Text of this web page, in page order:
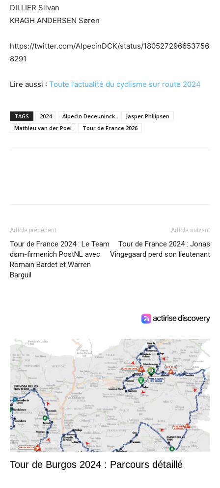
DILLIER Silvan
KRAGH ANDERSEN Søren
https://twitter.com/AlpecinDCK/status/180527296653756
8291
Lire aussi : Toute l’actualité du cyclisme sur route 2024
TAGS 2024 Alpecin Deceuninck
Jasper Philipsen
Mathieu van der Poel
Tour de France 2026
Article précédent
Tour de France 2024 : Le Team
dsm-firmenich PostNL avec
Romain Bardet et Warren
Barguil
Article suivant
Tour de France 2024 : Jonas
Vingegaard perd son lieutenant
Tour de Burgos 2024 : Parcours détaillé